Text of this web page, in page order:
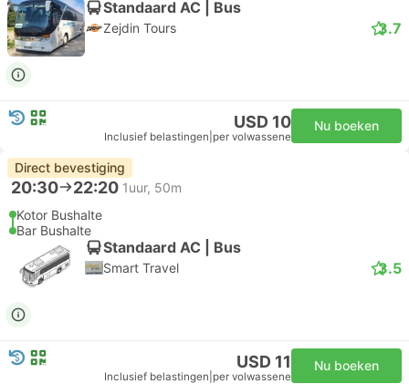
Standaard AC | Bus
Zejdin Tours 3.7
USD 10
Inclusief belastingen per volwassene
Nu boeken
Direct bevestiging
20:30 22:20 1uur, 50m
Kotor Bushalte
Bar Bushalte
Standaard AC | Bus
Smart Travel 3.5
USD 11
Inclusief belastingen per volwassene
Nu boeken